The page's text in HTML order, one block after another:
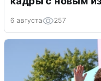
6 августа 257